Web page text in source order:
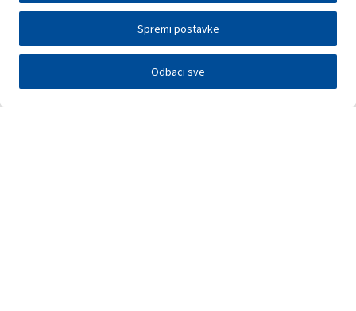
Odbaci sve
Spremi postavke